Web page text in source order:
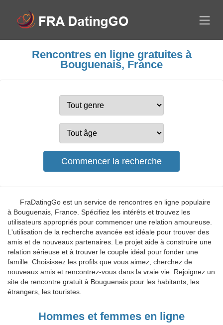
Rencontres en ligne gratuites à
Bouguenais, France
FraDatingGo est un service de rencontres en ligne populaire
à Bouguenais, France. Spécifiez les intérêts et trouvez les
utilisateurs appropriés pour commencer une relation amoureuse.
L'utilisation de la recherche avancée est idéale pour trouver des
amis et de nouveaux partenaires. Le projet aide à construire une
relation sérieuse et à trouver le couple idéal pour fonder une
famille. Choisissez les profils que vous aimez, cherchez de
nouveaux amis et rencontrez-vous dans la vraie vie. Rejoignez un
site de rencontre gratuit à Bouguenais pour les habitants, les
étrangers, les touristes.
Hommes et femmes en ligne